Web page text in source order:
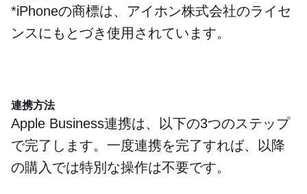
*iPhoneの商標は、アイホン株式会社のライセ
ンスにもとづき使用されています。
連携方法
Apple Business連携は、以下の3つのステップ
で完了します。一度連携を完了すれば、以降
の購入では特別な操作は不要です。